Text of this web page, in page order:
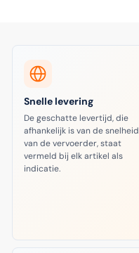
Snelle levering
De geschatte levertijd, die
afhankelijk is van de snelheid
van de vervoerder, staat
vermeld bij elk artikel als
indicatie.